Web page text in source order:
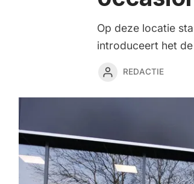
Op deze locatie
introduceert het
REDACTIE